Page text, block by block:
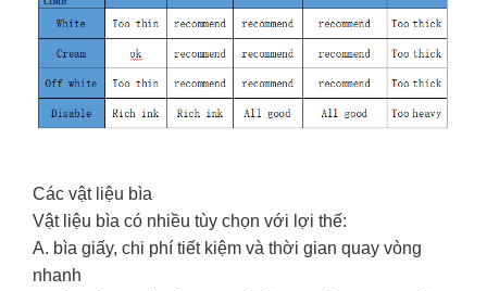
Các vật liệu bìa
Vật liệu bìa có nhiều tùy chọn với lợi thế:
A. bìa giấy, chi phí tiết kiệm và thời gian quay vòng
nhanh